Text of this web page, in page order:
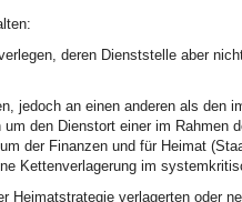
deren Dienststelle aber
jedoch an einen anderen als den
den Dienstort einer im Rahmen
der Finanzen und für Heimat
Kettenverlagerung im
Heimatstrategie verlagerten oder